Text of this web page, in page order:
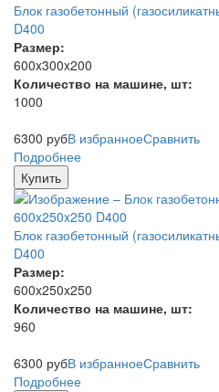
Блок газобетонный
D400
Размер:
600x300x200
Количество на машине, шт:
1000
6300 рубВ избранноеСравнить
Подробнее
Купить
Блок газобетонный
D400
Размер:
600x250x250
Количество на машине, шт:
960
6300 рубВ избранноеСравнить
Подробнее